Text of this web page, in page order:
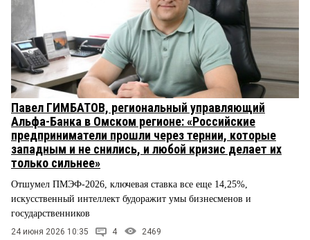
Павел ГИМБАТОВ, региональный управляющий
Альфа-Банка в Омском регионе: «Российские
предприниматели прошли через тернии, которые
западным и не снились, и любой кризис делает их
только сильнее»
Отшумел ПМЭФ-2026, ключевая ставка все еще 14,25%,
искусственный интеллект будоражит умы бизнесменов и
государственников
24 июня 2026 10:35 4 2469